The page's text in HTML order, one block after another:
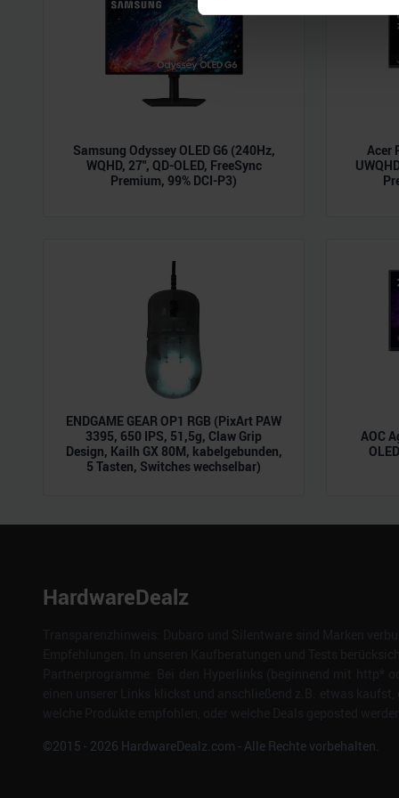
Wir verwenden Cookies, um
und die Zugriffe auf unsere
Website an unsere Partner
möglicherweise mit
Samsung Odyssey OLED G6 (240Hz,
WQHD, 27", QD-OLED, FreeSync
Premium, 99% DCI-P3)
Acer
ENDGAME GEAR OP1 RGB (PixArt PAW
3395, 650 IPS, 51,5g, Claw Grip
Design, Kailh GX 80M, kabelgebunden,
5 Tasten, Switches wechselbar)
AOC
HardwareDealz
©2015 - 2026 HardwareDealz.com - Alle Rechte vorbehalten.